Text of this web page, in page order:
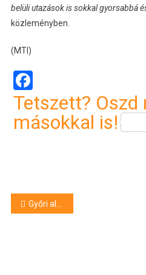
belüli utazások is sokkal gyorsabbá
közleményben.
(MTI)
Facebook
Tetszett? Oszd
másokkal is!
Bejegyzés
Győri alpolgármester: az NKA-ügyben négy győri egyesület ellen nyomoz a NAV